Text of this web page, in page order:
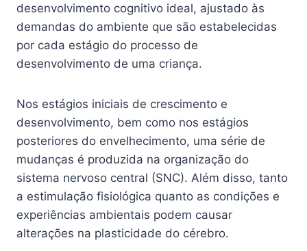
desenvolvimento cognitivo ideal, ajustado às
demandas do ambiente que são estabelecidas
por cada estágio do processo de
desenvolvimento de uma criança.
Nos estágios iniciais de crescimento e
desenvolvimento, bem como nos estágios
posteriores do envelhecimento, uma série de
mudanças é produzida na organização do
sistema nervoso central (SNC). Além disso, tanto
a estimulação fisiológica quanto as condições e
experiências ambientais podem causar
alterações na plasticidade do cérebro.